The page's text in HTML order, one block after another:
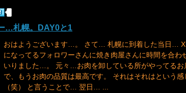
…札幌。DAY0と1
おはようございます…。 さて… 札幌に到着した当日… X
になってるフォロワーさんに焼き肉屋さんに時間を合わ
いりました…。 元々…お肉を卸している所がやってるお
で、もうお肉の品質は最高です。 それはそれはという
（笑） と言うことで… 翌日… ...